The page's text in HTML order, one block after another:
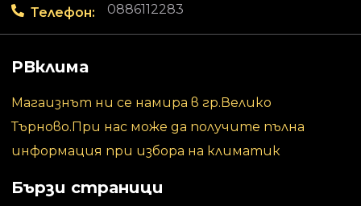
Телефон: 0886112283
РВклима
Магаизнът ни се намира в гр.Велико
Търново.При нас може да получите пълна
информация при избора на климатик
Бързи страници